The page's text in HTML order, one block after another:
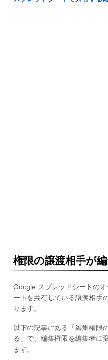
権限の譲渡相手が
Google スプレッドシートの
ートを共有している譲渡相手
ります。
以下の記事にある「編集権限
る」で、編集権限を編集者に
ます。